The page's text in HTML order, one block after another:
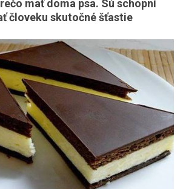
mať doma psa. Sú schopní
človeku skutočné šťastie